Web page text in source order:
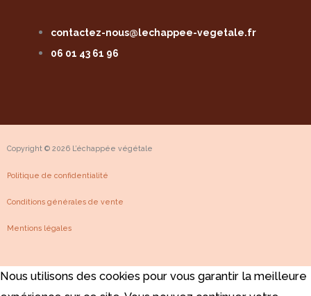
contactez-nous@lechappee-vegetale.fr
06 01 43 61 96
Copyright © 2026 L’échappée végétale
Politique de confidentialité
Conditions générales de vente
Mentions légales
Nous utilisons des cookies pour vous garantir la meilleure